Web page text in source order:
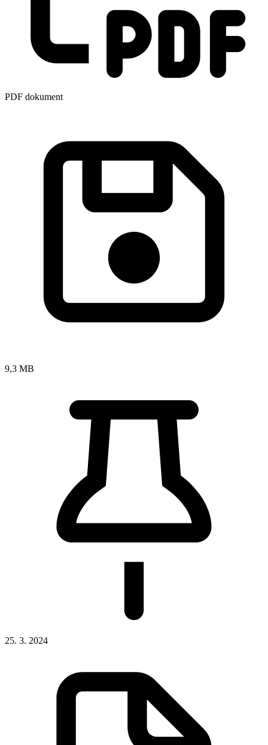
PDF dokument
9,3 MB
25. 3. 2024